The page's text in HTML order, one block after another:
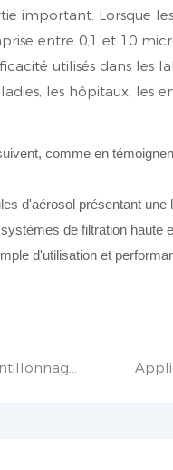
important. Lorsque
entre 0,1 et 10
utilisés dans les
les hôpitaux, les
d'aérosol présentant
de filtration
d'utilisation et